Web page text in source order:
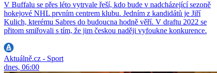
V Buffalu se přes léto vytrvale řeší, kdo bude v nadcházející sezoně
hokejové NHL prvním centrem klubu. Jedním z kandidátů je Jiří
Kulich, kterému Sabres do budoucna hodně věří. V draftu 2022 se
přitom smiřovali s tím, že jim českou naději vyfoukne konkurence.
Aktuálně.cz - Sport
dnes, 06:00